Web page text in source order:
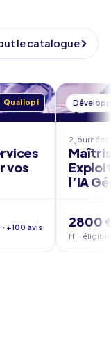
le catalogue
Qualiopi
vos
· +100 avis
2 journées
l’IA
2800
HT ·